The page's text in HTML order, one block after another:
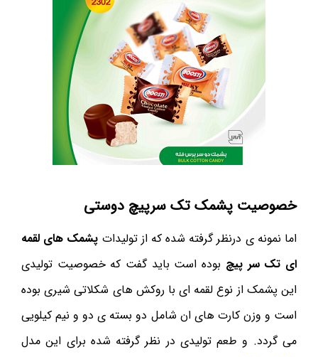
خصوصیت پشمک تک سرپیچ دوستی
اما نمونه ی درنظر گرفته شده که از تولیدات پشمک های لقمه
ای تک سر پیچ بوده است باید گفت که خصوصیت تولیدی
این پشمک از نوع لقمه ای با روکش های شکلاتی شیری بوده
است و وزن کارت های ان شامل دو بسته ی دو و نیم کیلویی
می گردد. و طعم تولیدی در نظر گرفته شده برای این مدل